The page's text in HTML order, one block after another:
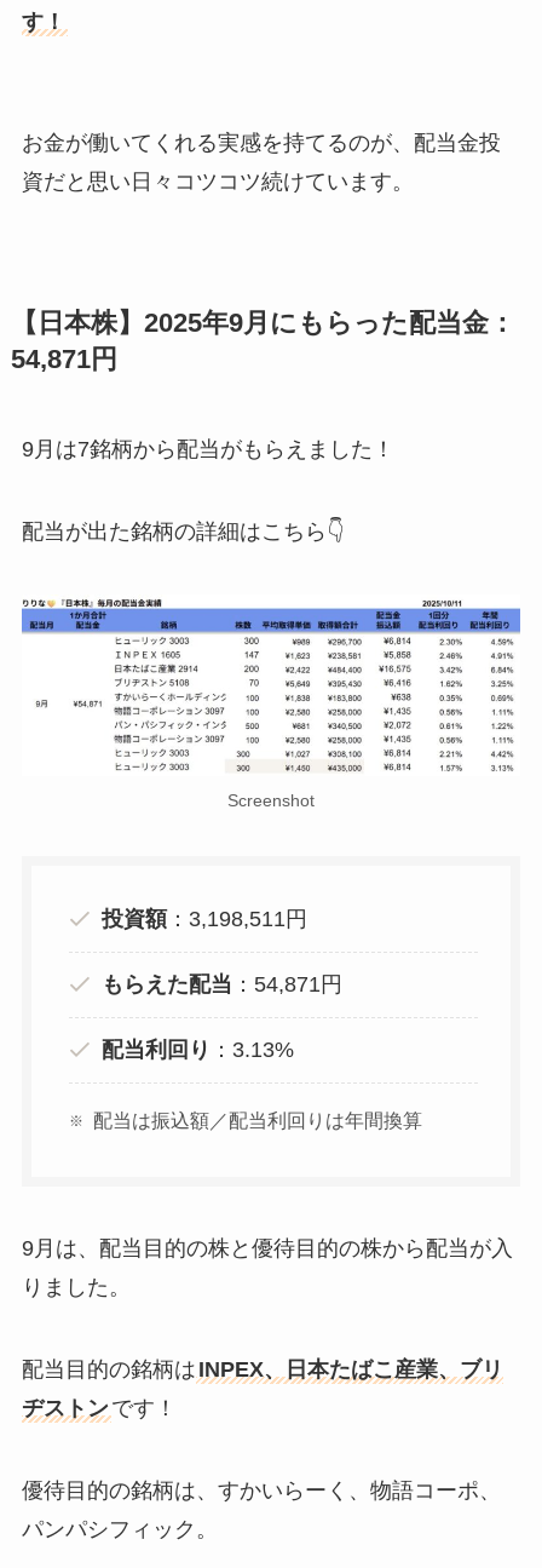
す！
お金が働いてくれる実感を持てるのが、配当金投
資だと思い日々コツコツ続けています。
【日本株】2025年9月にもらった配当金：
54,871円
9月は7銘柄から配当がもらえました！
配当が出た銘柄の詳細はこちら👇
Screenshot
投資額 ：3,198,511円
もらえた配当 ：54,871円
配当利回り ：3.13%
配当は振込額／配当利回りは年間換算
9月は、配当目的の株と優待目的の株から配当が入
りました。
配当目的の銘柄は INPEX、日本たばこ産業、ブリ
ヂストンです！
優待目的の銘柄は、すかいらーく、物語コーポ、
パンパシフィック。